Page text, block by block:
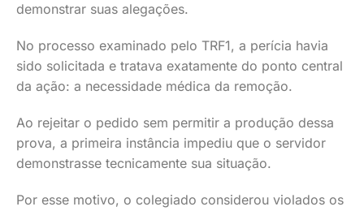
demonstrar suas alegações.
No processo examinado pelo TRF1, a perícia havia
sido solicitada e tratava exatamente do ponto central
da ação: a necessidade médica da remoção.
Ao rejeitar o pedido sem permitir a produção dessa
prova, a primeira instância impediu que o servidor
demonstrasse tecnicamente sua situação.
Por esse motivo, o colegiado considerou violados os